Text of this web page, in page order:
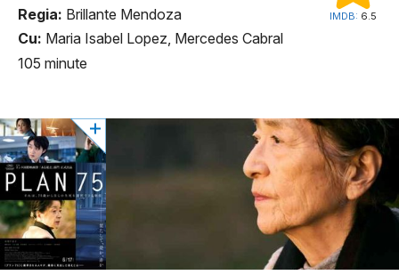
IMDB: 6.5
Regia: Brillante Mendoza
Cu: Maria Isabel Lopez, Mercedes Cabral
105 minute